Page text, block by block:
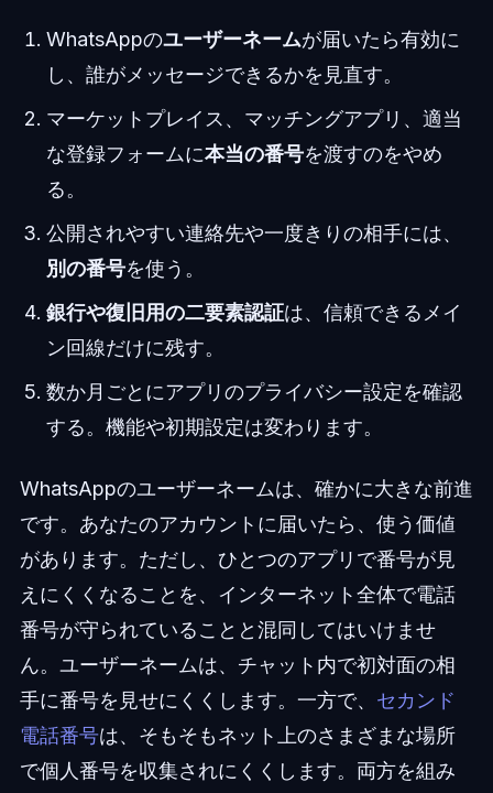
WhatsAppのユーザーネームが届いたら有効に
し、誰がメッセージできるかを見直す。
マーケットプレイス、マッチングアプリ、適当
な登録フォームに本当の番号を渡すのをやめ
る。
公開されやすい連絡先や一度きりの相手には、
別の番号を使う。
銀行や復旧用の二要素認証は、信頼できるメイ
ン回線だけに残す。
数か月ごとにアプリのプライバシー設定を確認
する。機能や初期設定は変わります。
WhatsAppのユーザーネームは、確かに大きな前進
です。あなたのアカウントに届いたら、使う価値
があります。ただし、ひとつのアプリで番号が見
えにくくなることを、インターネット全体で電話
番号が守られていることと混同してはいけませ
ん。ユーザーネームは、チャット内で初対面の相
手に番号を見せにくくします。一方で、 セカンド
電話番号は、そもそもネット上のさまざまな場所
で個人番号を収集されにくくします。両方を組み